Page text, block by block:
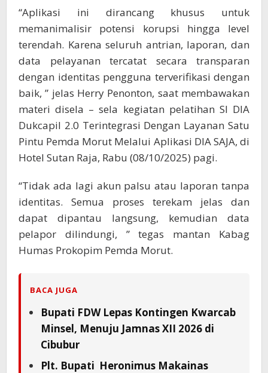
“Aplikasi ini dirancang khusus untuk
memanimalisir potensi korupsi hingga level
terendah. Karena seluruh antrian, laporan, dan
data pelayanan tercatat secara transparan
dengan identitas pengguna terverifikasi dengan
baik, ” jelas Herry Penonton, saat membawakan
materi disela – sela kegiatan pelatihan SI DIA
Dukcapil 2.0 Terintegrasi Dengan Layanan Satu
Pintu Pemda Morut Melalui Aplikasi DIA SAJA, di
Hotel Sutan Raja, Rabu (08/10/2025) pagi.
“Tidak ada lagi akun palsu atau laporan tanpa
identitas. Semua proses terekam jelas dan
dapat dipantau langsung, kemudian data
pelapor dilindungi, ” tegas mantan Kabag
Humas Prokopim Pemda Morut.
BACA JUGA
Bupati FDW Lepas Kontingen Kwarcab
Minsel, Menuju Jamnas XII 2026 di
Cibubur
Plt. Bupati Heronimus Makainas